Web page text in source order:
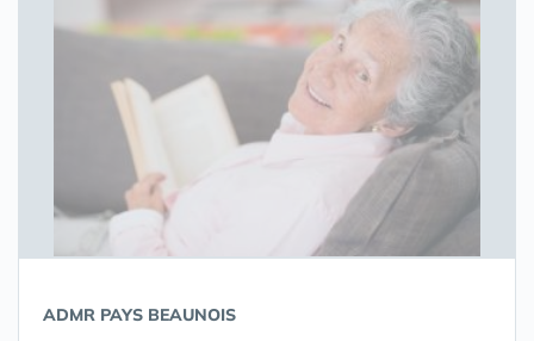
ADMR PAYS BEAUNOIS